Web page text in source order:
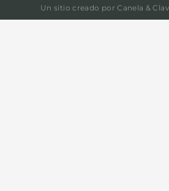
Un sitio creado porCanela &